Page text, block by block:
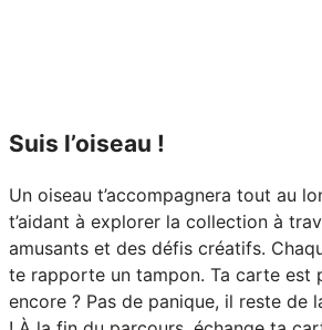
Suis l’oiseau !
Un oiseau t’accompagnera tout au
t’aidant à explorer la collection à
amusants et des défis créatifs.
te rapporte un tampon. Ta carte est
encore ? Pas de panique, il reste de